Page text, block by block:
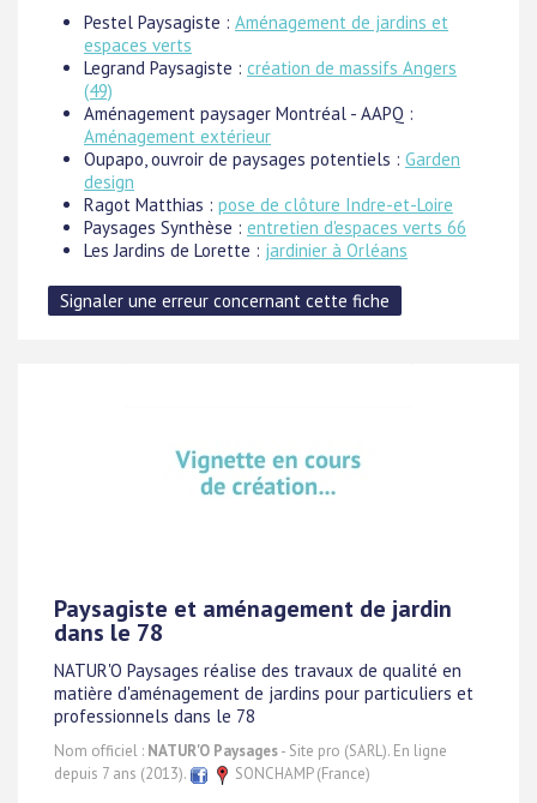
Pestel Paysagiste : Aménagement de jardins et
espaces verts
Legrand Paysagiste : création de massifs Angers
(49)
Aménagement paysager Montréal - AAPQ :
Aménagement extérieur
Oupapo, ouvroir de paysages potentiels : Garden
design
Ragot Matthias : pose de clôture Indre-et-Loire
Paysages Synthèse : entretien d'espaces verts 66
Les Jardins de Lorette : jardinier à Orléans
Paysagiste et aménagement de jardin
dans le 78
NATUR'O Paysages réalise des travaux de qualité en
matière d'aménagement de jardins pour particuliers et
professionnels dans le 78
Nom officiel : NATUR'O Paysages- Site pro (SARL). En ligne
depuis 7 ans (2013).
SONCHAMP (France)